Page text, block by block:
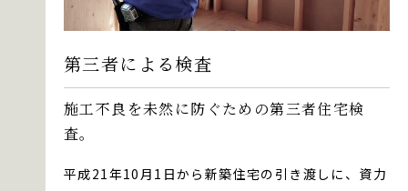
第三者による検査
施工不良を未然に防ぐための第三者住宅検
査。
平成21年10月1日から新築住宅の引き渡しに、資力